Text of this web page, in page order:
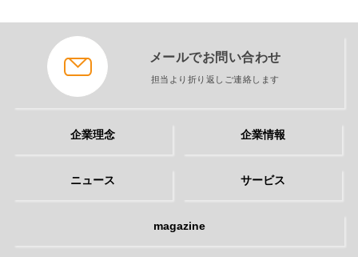
メールでお問い合わせ
担当より折り返しご連絡します
企業理念 企業情報
ニュース サービス
magazine